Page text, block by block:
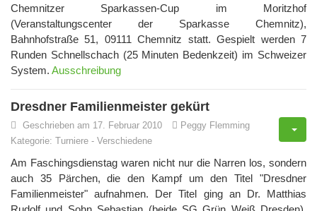
Chemnitzer Sparkassen-Cup im Moritzhof
(Veranstaltungscenter der Sparkasse Chemnitz),
Bahnhofstraße 51, 09111 Chemnitz statt. Gespielt werden 7
Runden Schnellschach (25 Minuten Bedenkzeit) im Schweizer
System. Ausschreibung
Dresdner Familienmeister gekürt
Geschrieben am 17. Februar 2010
Peggy Flemming
Kategorie: Turniere - Verschiedene
Am Faschingsdienstag waren nicht nur die Narren los, sondern
auch 35 Pärchen, die den Kampf um den Titel "Dresdner
Familienmeister" aufnahmen. Der Titel ging an Dr. Matthias